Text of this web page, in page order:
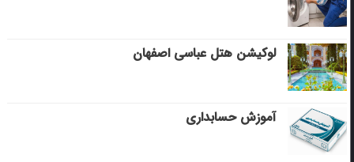
لوکیشن هتل عباسی اصفهان
آموزش حسابداری